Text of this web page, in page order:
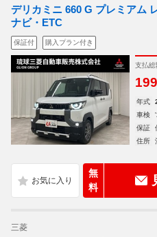
デリカミニ 660 G プレミアム
ナビ・ETC
保証付 購入プラン付き
支払総
199
年式
車検
保証
住所
無
料
三菱